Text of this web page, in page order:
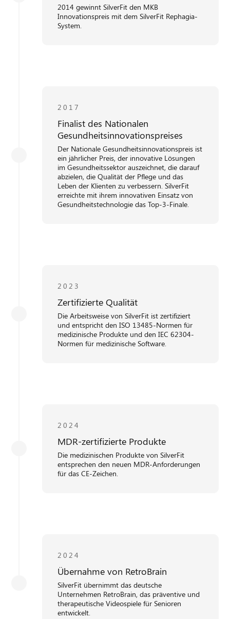
2014 gewinnt SilverFit den MKB
Innovationspreis mit dem SilverFit Rephagia-
System.
2017
Finalist des Nationalen
Gesundheitsinnovationspreises
Der Nationale Gesundheitsinnovationspreis ist
ein jährlicher Preis, der innovative Lösungen
im Gesundheitssektor auszeichnet, die darauf
abzielen, die Qualität der Pflege und das
Leben der Klienten zu verbessern. SilverFit
erreichte mit ihrem innovativen Einsatz von
Gesundheitstechnologie das Top-3-Finale.
2023
Zertifizierte Qualität
Die Arbeitsweise von SilverFit ist zertifiziert
und entspricht den ISO 13485-Normen für
medizinische Produkte und den IEC 62304-
Normen für medizinische Software.
2024
MDR-zertifizierte Produkte
Die medizinischen Produkte von SilverFit
entsprechen den neuen MDR-Anforderungen
für das CE-Zeichen.
2024
Übernahme von RetroBrain
SilverFit übernimmt das deutsche
Unternehmen RetroBrain, das präventive und
therapeutische Videospiele für Senioren
entwickelt.